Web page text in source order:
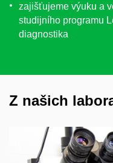
zajišťujeme výuku a
studijního programu
diagnostika
Z našich